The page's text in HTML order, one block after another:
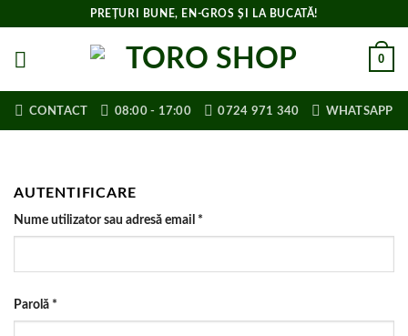
content
PREȚURI BUNE, EN-GROS ȘI LA BUCATĂ!
0
CONTACT 08:00 - 17:00 0724 971 340 WHATSAPP
AUTENTIFICARE
Nume utilizator sau adresă email *
Parolă *